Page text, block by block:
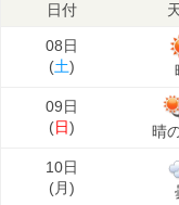
日付
08日
(土)
09日
(日) 晴
10日
(月)